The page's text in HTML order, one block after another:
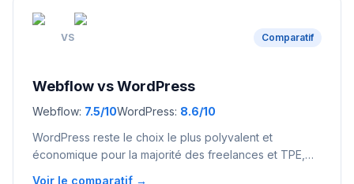
VS Comparatif
WebflowvsWordPress
Webflow: 7.5/10WordPress: 8.6/10
WordPress reste le choix le plus polyvalent et
économique pour la majorité des freelances et TPE,
Voir le comparatif →